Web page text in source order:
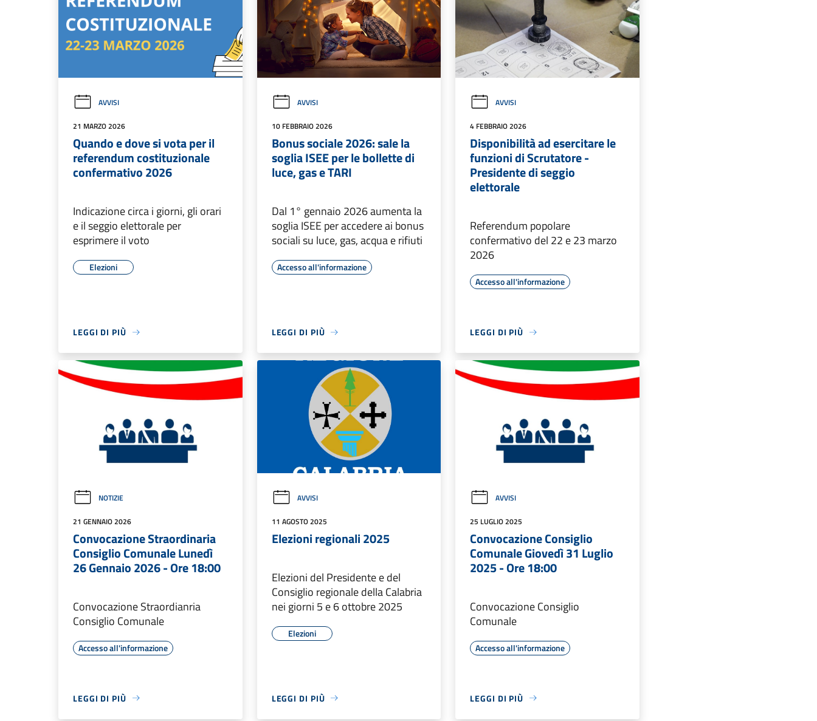
AVVISI
21 MARZO 2026
Quando e dove si vota per il
referendum costituzionale
confermativo 2026
Indicazione circa i giorni, gli orari
e il seggio elettorale per
esprimere il voto
Elezioni
LEGGI DI PIÙ
AVVISI
10 FEBBRAIO 2026
Bonus sociale 2026: sale la
soglia ISEE per le bollette di
luce, gas e TARI
Dal 1° gennaio 2026 aumenta la
soglia ISEE per accedere ai bonus
sociali su luce, gas, acqua e rifiuti
Accesso all'informazione
LEGGI DI PIÙ
AVVISI
4 FEBBRAIO 2026
Disponibilità ad esercitare le
funzioni di Scrutatore -
Presidente di seggio
elettorale
Referendum popolare
confermativo del 22 e 23 marzo
2026
Accesso all'informazione
LEGGI DI PIÙ
NOTIZIE
21 GENNAIO 2026
Convocazione Straordinaria
Consiglio Comunale Lunedì
26 Gennaio 2026 - Ore 18:00
Convocazione Straordianria
Consiglio Comunale
Accesso all'informazione
LEGGI DI PIÙ
AVVISI
11 AGOSTO 2025
Elezioni regionali 2025
Elezioni del Presidente e del
Consiglio regionale della Calabria
nei giorni 5 e 6 ottobre 2025
Elezioni
LEGGI DI PIÙ
AVVISI
25 LUGLIO 2025
Convocazione Consiglio
Comunale Giovedì 31 Luglio
2025 - Ore 18:00
Convocazione Consiglio
Comunale
Accesso all'informazione
LEGGI DI PIÙ